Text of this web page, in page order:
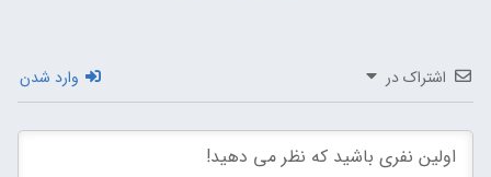
اشتراک در وارد شدن